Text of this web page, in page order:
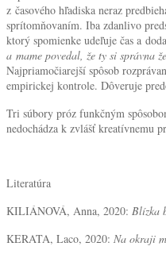
z časového hľadiska neraz
sprítomňovaním. Iba zdanlivo
ktorý spomienke udeľuje čas a
a mame povedal, že ty si správna
Najpriamočiarejší spôsob
empirickej kontrole. Dôveruje
Tri súbory próz funkčným
nedochádza k zvlášť kreatívnemu
Literatúra
KILIÁNOVÁ, Anna, 2020: Blízka
KERATA, Laco, 2020: Na okraji